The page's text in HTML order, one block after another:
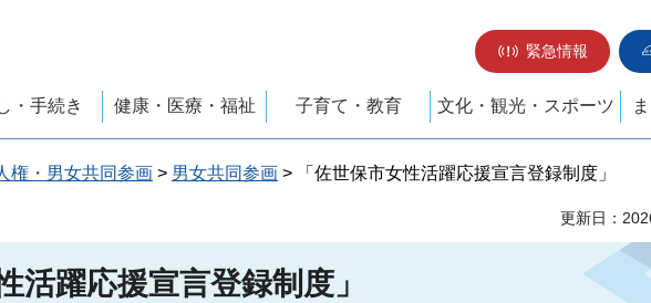
緊急情報
・手続き 健康・医療・福祉 子育て・教育 文化・観光・スポーツ
権・男女共同参画 > 男女共同参画 > 「佐世保市女性活躍応援宣言登録制度」
更新日：
活躍応援宣言登録制度」